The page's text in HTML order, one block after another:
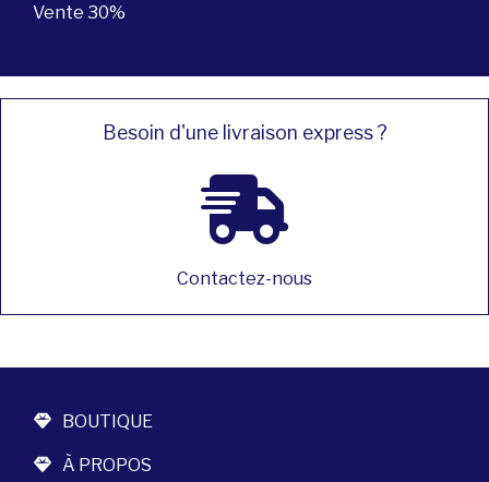
Vente 30%
Besoin d'une livraison express ?
Contactez-nous
BOUTIQUE
À PROPOS